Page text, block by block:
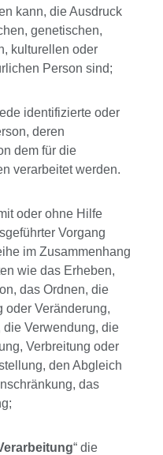
kann, die Ausdruck
genetischen,
kulturellen oder
Person sind;
identifizierte oder
deren
dem für die
verarbeitet werden.
oder ohne Hilfe
Vorgang
im Zusammenhang
wie das Erheben,
das Ordnen, die
oder Veränderung,
die Verwendung, die
Verbreitung oder
den Abgleich
das
“ die